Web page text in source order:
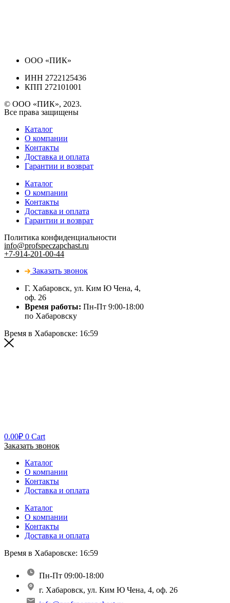
ООО «ПИК»
ИНН 2722125436
КПП 272101001
© ООО «ПИК», 2023.
Все права защищены
Каталог
О компании
Контакты
Доставка и оплата
Гарантии и возврат
Каталог
О компании
Контакты
Доставка и оплата
Гарантии и возврат
Политика конфиденциальности
info@profspeczapchast.ru
+7-914-201-00-44
Заказать звонок
Г. Хабаровск, ул. Ким Ю Чена, 4,
оф. 26
Время работы: Пн-Пт 9:00-18:00
по Хабаровску
Время в Хабаровске: 16:59
0.00₽ 0 Cart
Заказать звонок
Каталог
О компании
Контакты
Доставка и оплата
Каталог
О компании
Контакты
Доставка и оплата
Время в Хабаровске: 16:59
Пн-Пт 09:00-18:00
г. Хабаровск, ул. Ким Ю Чена, 4, оф. 26